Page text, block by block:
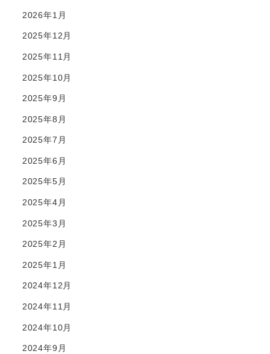
2026年1月
2025年12月
2025年11月
2025年10月
2025年9月
2025年8月
2025年7月
2025年6月
2025年5月
2025年4月
2025年3月
2025年2月
2025年1月
2024年12月
2024年11月
2024年10月
2024年9月